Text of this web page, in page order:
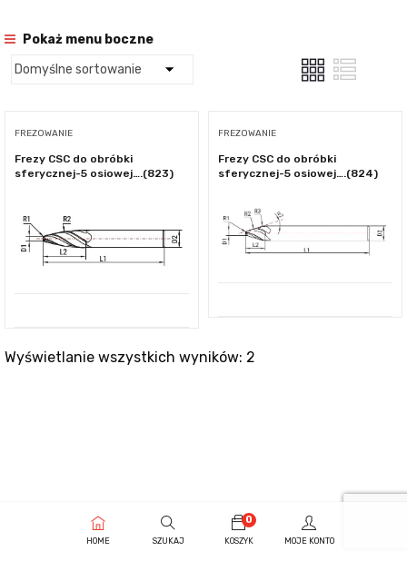
Pokaż menu boczne
FREZOWANIE
Frezy CSC do obróbki
sferycznej-5 osiowej….(823)
FREZOWANIE
Frezy CSC do obróbki
sferycznej-5 osiowej….(824)
Wyświetlanie wszystkich wyników: 2
HOME SZUKAJ
0
KOSZYK MOJE KONTO